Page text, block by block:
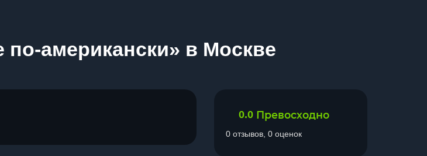
американски» в Москве
0.0 Превосходно
0 отзывов, 0 оценок